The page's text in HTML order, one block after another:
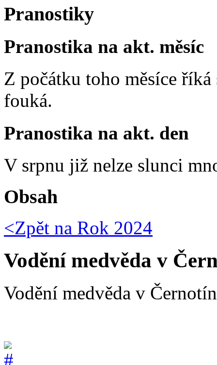
Pranostiky
Pranostika na akt. měsíc
Z počátku toho měsíce
fouká.
Pranostika na akt. den
V srpnu již nelze slunci
Obsah
<Zpět na Rok 2024
Vodění medvěda v
Vodění medvěda v